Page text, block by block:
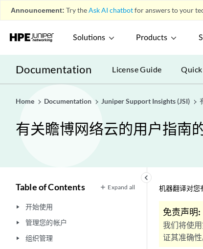
Announcement: Try theAsk AI chatbotfor answers to your
Solutions Products
Documentation License Guide
Home Documentation Juniper Support Insights (JSI)
有关瞻博网络云的用户指南
keyboard_arrow_left
Table of Contents Expand all
play_arrow 开始使用
play_arrow 管理您的帐户
play_arrow 组织管理
机器翻译对您
免责声明:
我们将使
证其准确